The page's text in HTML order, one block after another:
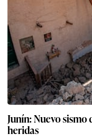
Junín: Nuevo sismo
heridas